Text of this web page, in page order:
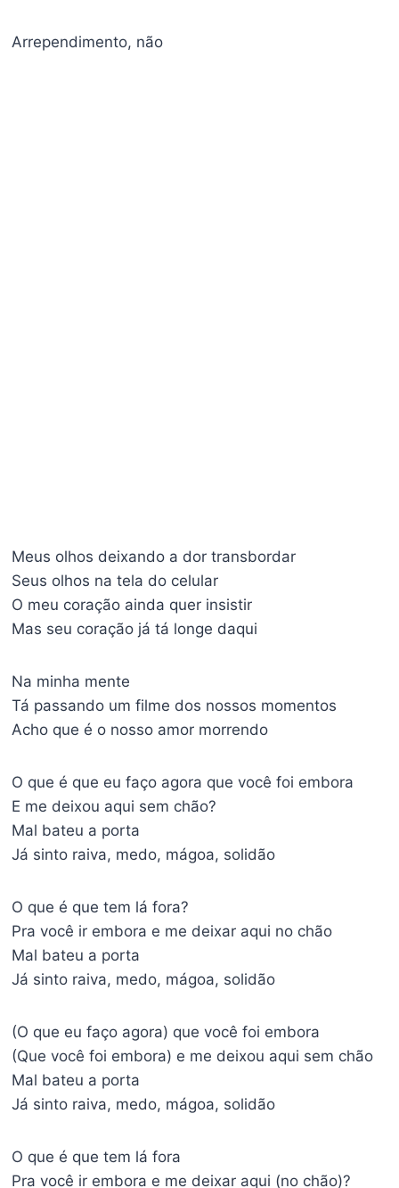
Arrependimento, não
Meus olhos deixando a dor transbordar
Seus olhos na tela do celular
O meu coração ainda quer insistir
Mas seu coração já tá longe daqui
Na minha mente
Tá passando um filme dos nossos momentos
Acho que é o nosso amor morrendo
O que é que eu faço agora que você foi embora
E me deixou aqui sem chão?
Mal bateu a porta
Já sinto raiva, medo, mágoa, solidão
O que é que tem lá fora?
Pra você ir embora e me deixar aqui no chão
Mal bateu a porta
Já sinto raiva, medo, mágoa, solidão
(O que eu faço agora) que você foi embora
(Que você foi embora) e me deixou aqui sem chão
Mal bateu a porta
Já sinto raiva, medo, mágoa, solidão
O que é que tem lá fora
Pra você ir embora e me deixar aqui (no chão)?